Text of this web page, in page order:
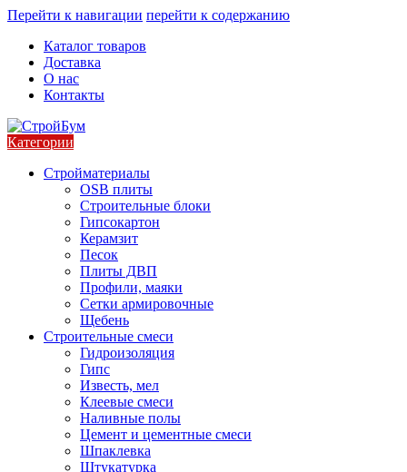
Перейти к навигации перейти к содержанию
Каталог товаров
Доставка
О нас
Контакты
Категории
Стройматериалы
OSB плиты
Строительные блоки
Гипсокартон
Керамзит
Песок
Плиты ДВП
Профили, маяки
Сетки армировочные
Щебень
Строительные смеси
Гидроизоляция
Гипс
Известь, мел
Клеевые смеси
Наливные полы
Цемент и цементные смеси
Шпаклевка
Штукатурка